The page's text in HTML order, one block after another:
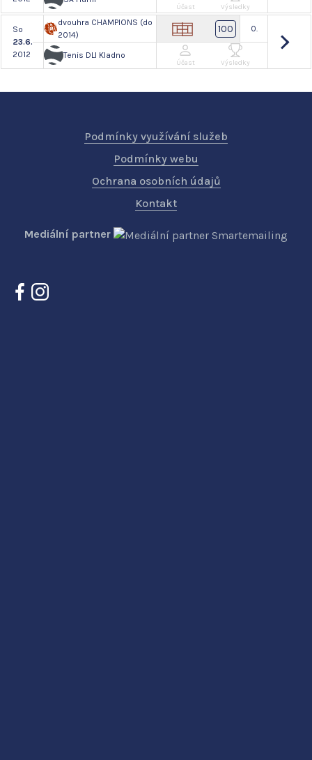
Účast Výsledky
So
23.6.
2012
dvouhra CHAMPIONS (do
2014)
Tenis DLI Kladno
100 0.
Účast Výsledky
Podmínky využívání služeb
Podmínky webu
Ochrana osobních údajů
Kontakt
Mediální partner